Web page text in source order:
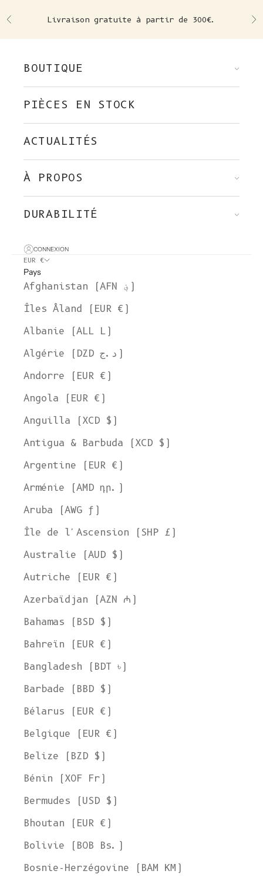
Précédent Livraison gratuite à partir de 300€.
BOUTIQUE
PIÈCES EN STOCK
ACTUALITÉS
À PROPOS
DURABILITÉ
CONNEXION
EUR €
Pays
Afghanistan (AFN ؋)
Îles Åland (EUR €)
Albanie (ALL L)
Algérie (DZD د.ج)
Andorre (EUR €)
Angola (EUR €)
Anguilla (XCD $)
Antigua & Barbuda (XCD $)
Argentine (EUR €)
Arménie (AMD դր.)
Aruba (AWG ƒ)
Île de l'Ascension (SHP £)
Australie (AUD $)
Autriche (EUR €)
Azerbaïdjan (AZN ₼)
Bahamas (BSD $)
Bahreïn (EUR €)
Bangladesh (BDT ৳)
Barbade (BBD $)
Bélarus (EUR €)
Belgique (EUR €)
Belize (BZD $)
Bénin (XOF Fr)
Bermudes (USD $)
Bhoutan (EUR €)
Bolivie (BOB Bs.)
Bosnie-Herzégovine (BAM КМ)